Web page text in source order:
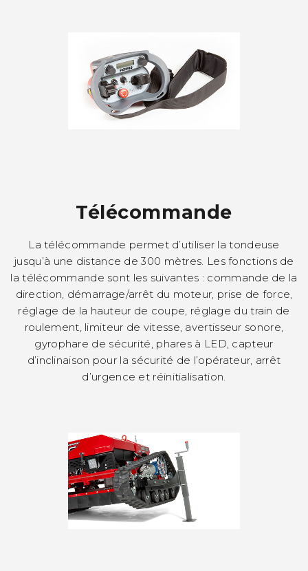
Télécommande
La télécommande permet d’utiliser la tondeuse
jusqu’à une distance de 300 mètres. Les fonctions de
la télécommande sont les suivantes : commande de la
direction, démarrage/arrêt du moteur, prise de force,
réglage de la hauteur de coupe, réglage du train de
roulement, limiteur de vitesse, avertisseur sonore,
gyrophare de sécurité, phares à LED, capteur
d’inclinaison pour la sécurité de l’opérateur, arrêt
d’urgence et réinitialisation.